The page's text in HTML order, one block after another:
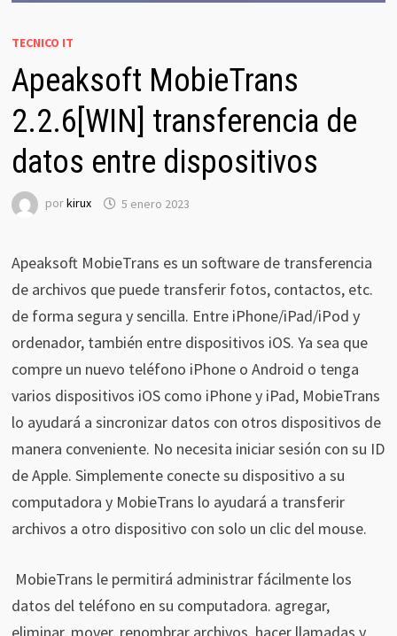
TECNICO IT
Apeaksoft MobieTrans
2.2.6[WIN] transferencia de
datos entre dispositivos
porkirux 5 enero 2023
Apeaksoft MobieTrans es un software de transferencia
de archivos que puede transferir fotos, contactos, etc.
de forma segura y sencilla. Entre iPhone/iPad/iPod y
ordenador, también entre dispositivos iOS. Ya sea que
compre un nuevo teléfono iPhone o Android o tenga
varios dispositivos iOS como iPhone y iPad, MobieTrans
lo ayudará a sincronizar datos con otros dispositivos de
manera conveniente. No necesita iniciar sesión con su ID
de Apple. Simplemente conecte su dispositivo a su
computadora y MobieTrans lo ayudará a transferir
archivos a otro dispositivo con solo un clic del mouse.
MobieTrans le permitirá administrar fácilmente los
datos del teléfono en su computadora. agregar,